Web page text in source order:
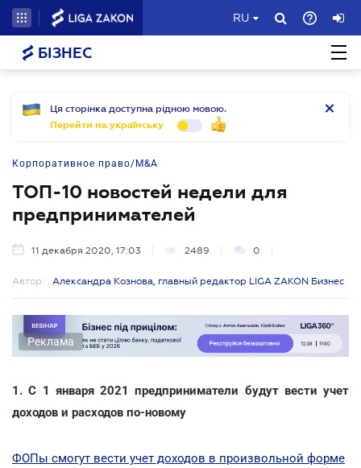
RU
БІЗНЕС
Ця сторінка доступна рідною мовою.
Перейти на українську
Корпоративное право/M&A
ТОП-10 новостей недели для
предпринимателей
11 декабря 2020, 17:03 2489 0
Автор: Александра Кознова, главный редактор LIGA ZAKON Бизнес
Реклама
1. С 1 января 2021 предприниматели будут вести учет
доходов и расходов по-новому
ФОПы смогут вести учет доходов в произвольной форме